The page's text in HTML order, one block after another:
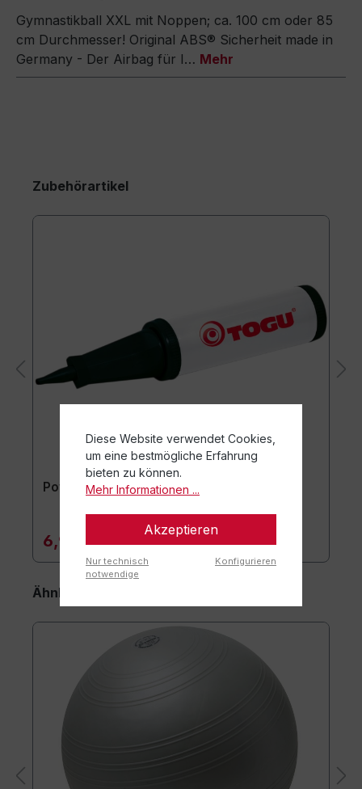
Gymnastikball XXL mit Noppen; ca. 100 cm oder 85
cm Durchmesser! Original ABS® Sicherheit made in
Germany - Der Airbag für I… Mehr
Zubehörartikel
Powerball® Pumpe
6,90 €*
Ähnliche Artikel
Diese Website verwendet Cookies,
um eine bestmögliche Erfahrung
bieten zu können.
Mehr Informationen ...
Akzeptieren
Nur technisch
notwendige
Konfigurieren